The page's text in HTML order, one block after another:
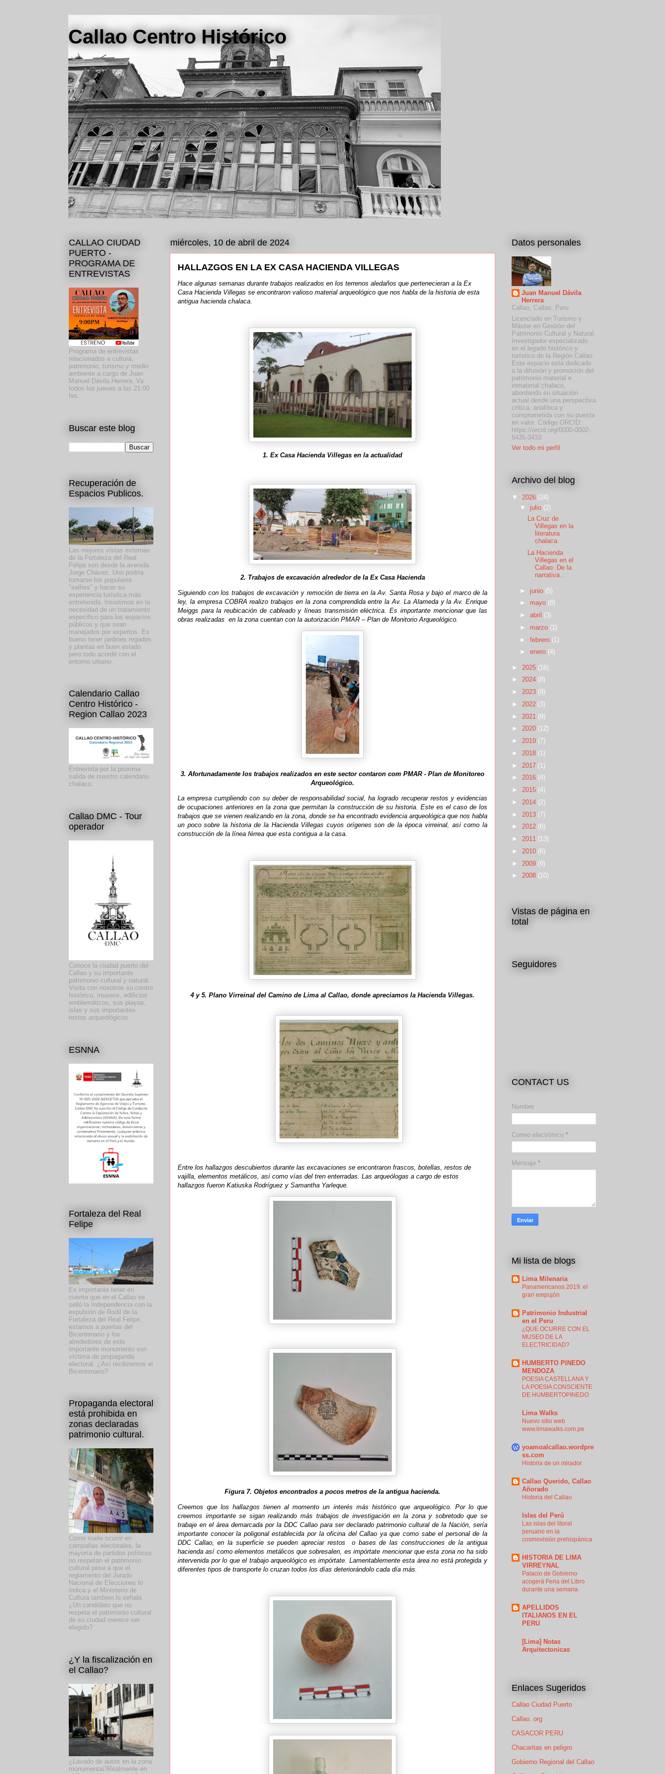
Callao Centro Histórico
miércoles, 10 de abril de 2024
HALLAZGOS EN LA EX CASA HACIENDA VILLEGAS
Hace algunas semanas durante trabajos realizados en los terrenos aledaños que pertenecieran a la Ex
Casa Hacienda Villegas se encontraron valioso material arqueológico que nos habla de la historia de esta
antigua hacienda chalaca.
1. Ex Casa Hacienda Villegas en la actualidad
2. Trabajos de excavación alrededor de la Ex Casa Hacienda
Siguiendo con los trabajos de excavación y remoción de tierra en la Av. Santa Rosa y bajo el marco de la
ley, la empresa COBRA realizo trabajos en la zona comprendida entre la Av. La Alameda y la Av. Enrique
Meiggs para la reubicación de cableado y líneas transmisión eléctrica. Es importante mencionar que las
obras realizadas en la zona cuentan con la autorización PMAR – Plan de Monitorio Arqueológico.
3. Afortunadamente los trabajos realizados en este sector contaron com PMAR - Plan de Monitoreo
Arqueológico.
La empresa cumpliendo con su deber de responsabilidad social, ha logrado recuperar restos y evidencias
de ocupaciones anteriores en la zona que permitan la construcción de su historia. Este es el caso de los
trabajos que se vienen realizando en la zona, donde se ha encontrado evidencia arqueológica que nos habla
un poco sobre la historia de la Hacienda Villegas cuyos orígenes son de la época virreinal, así como la
construcción de la línea férrea que esta contigua a la casa.
4 y 5. Plano Virreinal del Camino de Lima al Callao, donde apreciamos la Hacienda Villegas.
Entre los hallazgos descubiertos durante las excavaciones se encontraron frascos, botellas, restos de
vajilla, elementos metálicos, así como vías del tren enterradas. Las arqueólogas a cargo de estos
hallazgos fueron Katiuska Rodríguez y Samantha Yarleque.
Figura 7. Objetos encontrados a pocos metros de la antigua hacienda.
Creemos que los hallazgos tienen al momento un interés más histórico que arqueológico. Por lo que
creemos importante se sigan realizando más trabajos de investigación en la zona y sobretodo que se
trabaje en el área demarcada por la DDC Callao para ser declarado patrimonio cultural de la Nación, sería
importante conocer la poligonal establecida por la oficina del Callao ya que como sabe el personal de la
DDC Callao, en la superficie se pueden apreciar restos
o bases de las construcciones de la antigua
hacienda así como elementos metálicos que sobresalen, es impórtate mencionar que esta zona no ha sido
intervenida por lo que el trabajo arqueológico es impórtate. Lamentablemente esta área no está protegida y
diferentes tipos de transporte lo cruzan todos los días deteriorándolo cada día más.
CALLAO CIUDAD
PUERTO -
PROGRAMA DE
ENTREVISTAS
Programa de entrevistas
relacionados a cultura,
patrimonio, turismo y medio
ambiente a cargo de Juan
Manuel Dávila Herrera. Va
todos los jueves a las 21:00
hrs.
Buscar este blog
Recuperación de
Espacios Publicos.
Las mejores vistas externas
de la Fortaleza del Real
Felipe son desde la avenida
Jorge Chávez. Uno podría
tomarse los populares
"selfies" y hacer su
experiencia turística más
entretenida. Insistimos en la
necesidad de un tratamiento
específico para los espacios
públicos y que sean
manejados por expertos. Es
bueno tener jardines regados
y plantas en buen estado
pero todo acordé con el
entorno urbano.
Calendario Callao
Centro Histórico -
Region Callao 2023
Entrevista por la proxima
salida de nuestro calendario
chalaco.
Callao DMC - Tour
operador
Conoce la ciudad puerto del
Callao y su importante
patrimonio cultural y natural.
Visita con nosotros su centro
histórico, museos, edificios
emblemáticos, sus playas,
islas y sus importantes
restos arqueológicos.
ESNNA
Fortaleza del Real
Felipe
Es importante tener en
cuenta que en el Callao se
selló la Independencia con la
expulsión de Rodil de la
Fortaleza del Real Felipe,
estamos a puertas del
Bicentenario y los
alrededores de este
importante monumento son
víctima de propaganda
electoral. ¿Así recibiremos el
Bicentenario?
Propaganda electoral
está prohibida en
zonas declaradas
patrimonio cultural.
Como suele ocurrir en
campañas electorales, la
mayoría de partidos políticos
no respetan el patrimonio
cultural pese a que el
reglamento del Jurado
Nacional de Elecciones lo
indica y el Ministerio de
Cultura tambien lo señala.
¿Un candidato que no
respeta el patrimonio cultural
de su ciudad merece ser
elegido?
¿Y la fiscalización en
el Callao?
¿Lavado de autos en la zona
monumental?Realmente en
Datos personales
Juan Manuel Dávila
Herrera
Callao, Callao, Peru
Licenciado en Turismo y
Máster en Gestión del
Patrimonio Cultural y Natural.
Investigador especializado
en el legado histórico y
turístico de la Región Callao.
Este espacio está dedicado
a la difusión y promoción del
patrimonio material e
inmaterial chalaco,
abordando su situación
actual desde una perspectiva
crítica, analítica y
comprometida con su puesta
en valor. Código ORCID:
https://orcid.org/0000-0002-
6435-3433
Ver todo mi perfil
Archivo del blog
▼ 2026 (24)
▼ julio (2)
La Cruz de
Villegas en la
literatura
chalaca.
La Hacienda
Villegas en el
Callao: De la
narrativa...
► junio (5)
► mayo (8)
► abril (3)
► marzo (1)
► febrero (1)
► enero (4)
► 2025 (16)
► 2024 (8)
► 2023 (9)
► 2022 (3)
► 2021 (9)
► 2020 (12)
► 2019 (7)
► 2018 (1)
► 2017 (1)
► 2016 (4)
► 2015 (4)
► 2014 (2)
► 2013 (7)
► 2012 (6)
► 2011 (13)
► 2010 (6)
► 2009 (9)
► 2008 (10)
Vistas de página en
total
Seguidores
CONTACT US
Nombre
Correo electrónico *
Mensaje *
Mi lista de blogs
Lima Milenaria
Panamericanos 2019: el
gran empujón
Patrimonio Industrial
en el Peru
¿QUE OCURRE CON EL
MUSEO DE LA
ELECTRICIDAD?
HUMBERTO PINEDO
MENDOZA
POESIA CASTELLANA Y
LA POESIA CONSCIENTE
DE HUMBERTOPINEDO
Lima Walks
Nuevo sitio web
www.limawalks.com.pe
yoamoalcallao.wordpre
ss.com
Historia de un mirador
Callao Querido, Callao
Añorado
Historia del Callao
Islas del Perú
Las islas del litoral
peruano en la
cosmovisión prehispánica
HISTORIA DE LIMA
VIRREYNAL
Palacio de Gobierno
acogerá Feria del Libro
durante una semana
APELLIDOS
ITALIANOS EN EL
PERU
[Lima] Notas
Arquitectonicas
Enlaces Sugeridos
Callao Ciudad Puerto
Callao. org
CASACOR PERU
Chacaritas en peligro
Gobierno Regional del Callao